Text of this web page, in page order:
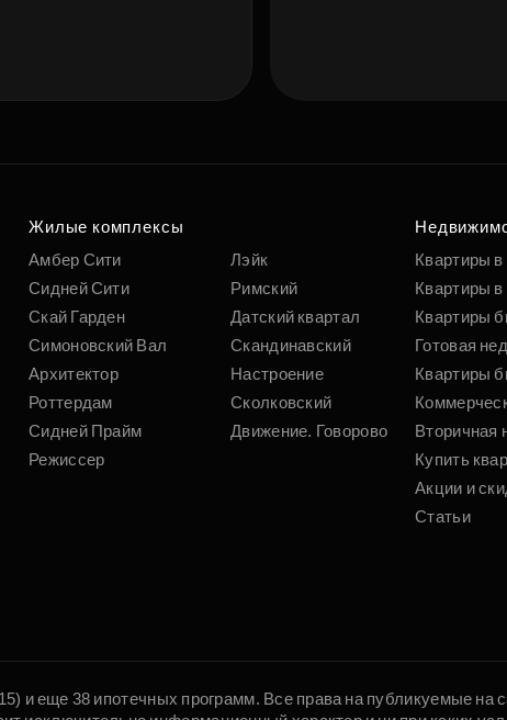
Жилые комплексы
Амбер Сити
Сидней Сити
Скай Гарден
Симоновский Вал
Архитектор
Роттердам
Сидней Прайм
Режиссер
Лэйк
Римский
Датский квартал
Скандинавский
Настроение
Сколковский
Движение. Говорово
Квартиры
Квартиры в
Квартиры
Готовая
Квартиры
Вторичная
Купить
Акции и
Статьи
и еще 38 ипотечных программ. Все права на публикуемые